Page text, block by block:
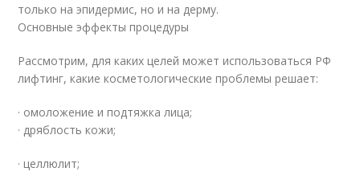
только на эпидермис, но и на дерму.
Основные эффекты процедуры
Рассмотрим, для каких целей может использоваться РФ
лифтинг, какие косметологические проблемы решает:
· омоложение и подтяжка лица;
· дряблость кожи;
· целлюлит;